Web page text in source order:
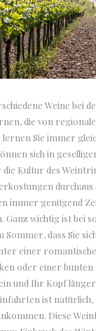
Weine bei
die von
Sie immer
sich in
Kultur des
durchaus
immer genügend
Ganz wichtig ist bei
dass Sie
einer
oder einer
und Ihr Kopf
ist natürlich,
Diese